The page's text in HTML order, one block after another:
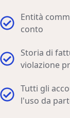
Entità
conto
Storia di
violazione
Tutti gli
l'uso da